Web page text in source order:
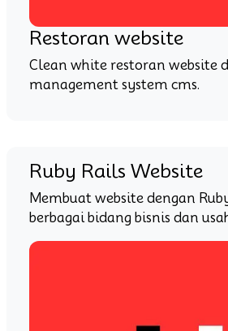
Restoran website
Clean white restoran website
management system cms.
Ruby Rails Website
Membuat website dengan
berbagai bidang bisnis dan